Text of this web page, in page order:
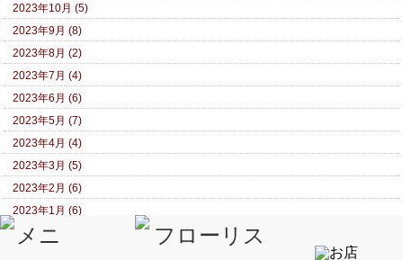
2023年10月 (5)
2023年9月 (8)
2023年8月 (2)
2023年7月 (4)
2023年6月 (6)
2023年5月 (7)
2023年4月 (4)
2023年3月 (5)
2023年2月 (6)
2023年1月 (6)
2022年12月 (6)